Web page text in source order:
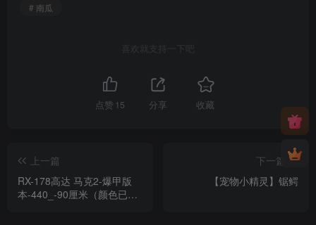
# 南瓜
喜欢就支持一下吧
点赞 15 分享 收藏
上一篇
RX-178高达 马克2-爆甲版
本-440_-90厘米（颜色已分
下一篇
【宠物小精灵】锯鳄